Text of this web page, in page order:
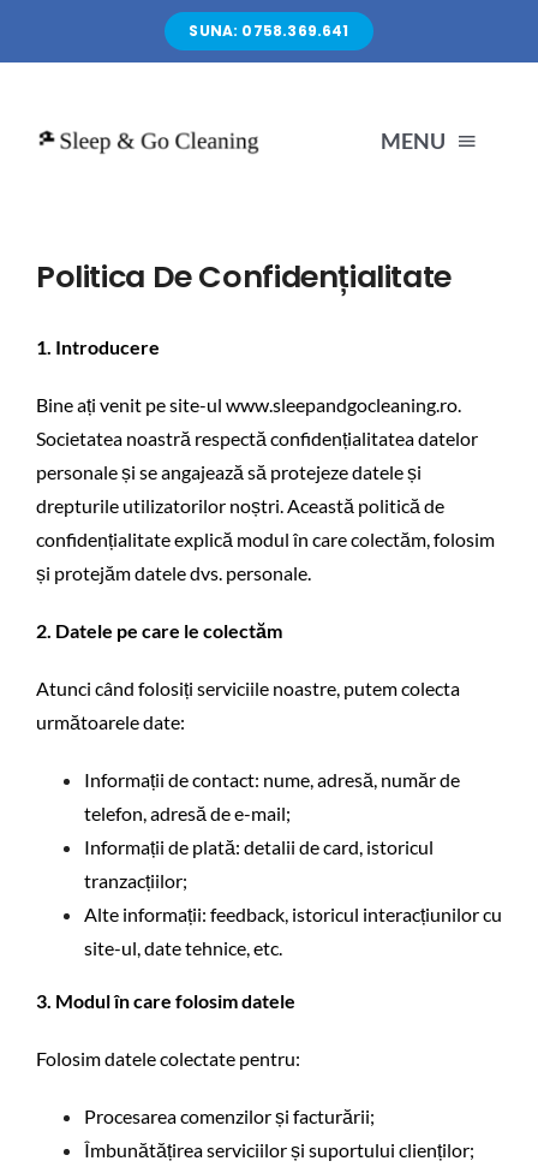
SUNA: 0758.369.641
MENU
Întrebări frecvente
Servicii
Politica De Confidențialitate
1. Introducere
Bine ați venit pe site-ul www.sleepandgocleaning.ro.
Societatea noastră respectă confidențialitatea datelor
personale și se angajează să protejeze datele și
drepturile utilizatorilor noștri. Această politică de
confidențialitate explică modul în care colectăm, folosim
și protejăm datele dvs. personale.
2. Datele pe care le colectăm
Atunci când folosiți serviciile noastre, putem colecta
următoarele date:
Informații de contact: nume, adresă, număr de
telefon, adresă de e-mail;
Informații de plată: detalii de card, istoricul
tranzacțiilor;
Alte informații: feedback, istoricul interacțiunilor cu
site-ul, date tehnice, etc.
3. Modul în care folosim datele
Folosim datele colectate pentru:
Procesarea comenzilor și facturării;
Îmbunătățirea serviciilor și suportului clienților;